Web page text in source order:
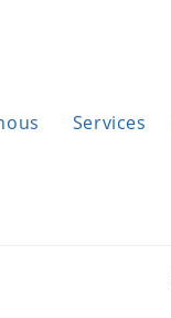
Services